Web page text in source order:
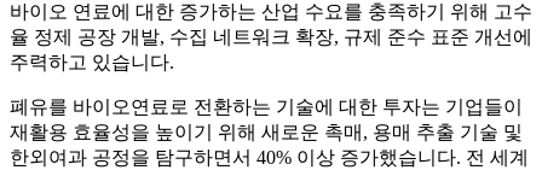
바이오 연료에 대한 증가하는 산업 수요를 충족하기 위해 고수
율 정제 공장 개발, 수집 네트워크 확장, 규제 준수 표준 개선에
주력하고 있습니다.
폐유를 바이오연료로 전환하는 기술에 대한 투자는 기업들이
재활용 효율성을 높이기 위해 새로운 촉매, 용매 추출 기술 및
한외여과 공정을 탐구하면서 40% 이상 증가했습니다. 전 세계